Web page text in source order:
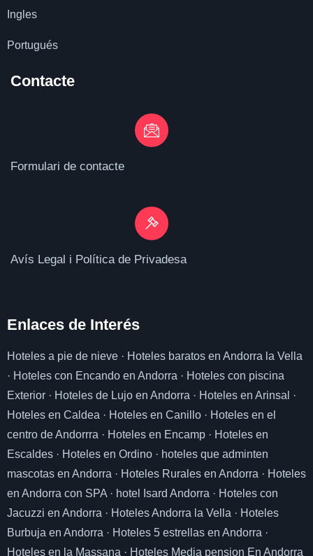
Ingles
Portugués
Contacte
Formulari de contacte
Avís Legal i Política de Privadesa
Enlaces de Interés
Hoteles a pie de nieve · Hoteles baratos en Andorra la Vella
· Hoteles con Encando en Andorra · Hoteles con piscina
Exterior · Hoteles de Lujo en Andorra · Hoteles en Arinsal
·
Hoteles en Caldea · Hoteles en Canillo · Hoteles en el
centro de Andorrra · Hoteles en Encamp · Hoteles en
Escaldes · Hoteles en Ordino · hoteles que adminten
mascotas en Andorra · Hoteles Rurales en Andorra · Hoteles
en Andorra con SPA · hotel Isard Andorra · Hoteles con
Jacuzzi en Andorra · Hoteles Andorra la Vella · Hoteles
Burbuja en Andorra · Hoteles 5 estrellas en Andorra ·
Hoteles en la Massana · Hoteles Media pension En Andorra